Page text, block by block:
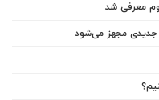
مجهز می‌شود